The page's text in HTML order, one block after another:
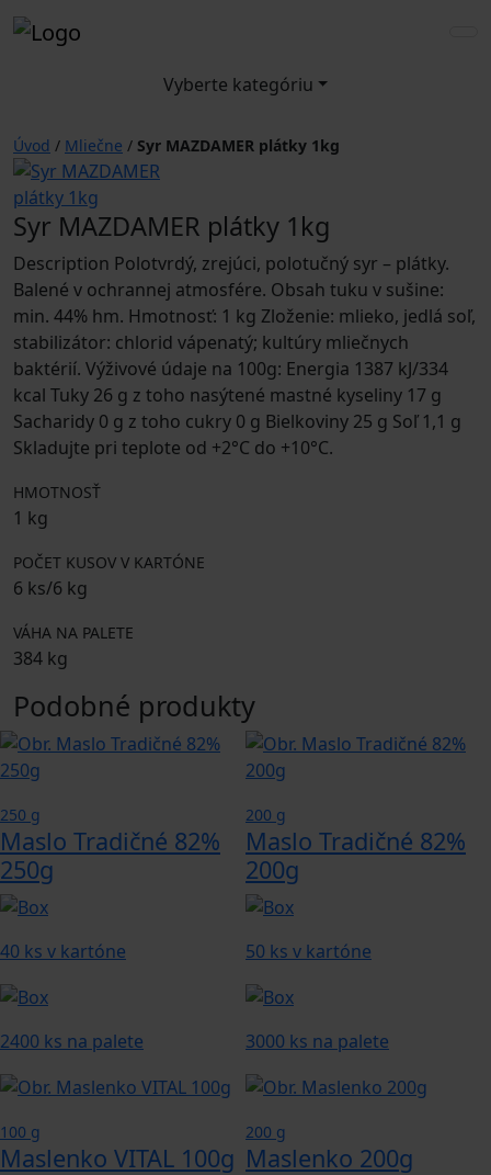
Vyberte kategóriu
Úvod / Mliečne / Syr MAZDAMER plátky 1kg
Syr MAZDAMER plátky 1kg
Description Polotvrdý, zrejúci, polotučný syr – plátky.
Balené v ochrannej atmosfére. Obsah tuku v sušine:
min. 44% hm. Hmotnosť: 1 kg Zloženie: mlieko, jedlá soľ,
stabilizátor: chlorid vápenatý; kultúry mliečnych
baktérií. Výživové údaje na 100g: Energia 1387 kJ/334
kcal Tuky 26 g z toho nasýtené mastné kyseliny 17 g
Sacharidy 0 g z toho cukry 0 g Bielkoviny 25 g Soľ 1,1 g
Skladujte pri teplote od +2°C do +10°C.
HMOTNOSŤ
1 kg
POČET KUSOV V KARTÓNE
6 ks/6 kg
VÁHA NA PALETE
384 kg
Podobné produkty
250 g
Maslo Tradičné 82%
250g
40 ks v kartóne
2400 ks na palete
200 g
Maslo Tradičné 82%
200g
50 ks v kartóne
3000 ks na palete
100 g
Maslenko VITAL 100g
200 g
Maslenko 200g